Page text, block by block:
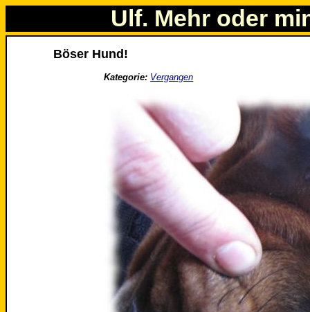
Ulf. Mehr oder
Böser Hund!
Kategorie: Vergangen